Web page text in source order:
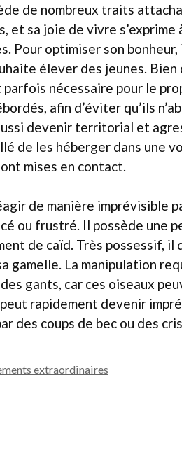
de nombreux traits
et sa joie de vivre s’exprime
Pour optimiser son
élever des jeunes. Bien
parfois nécessaire pour le
afin d’éviter qu’ils
devenir territorial et
de les héberger dans une
mises en contact.
de manière imprévisible
ou frustré. Il possède une
de caïd. Très possessif, il
gamelle. La manipulation
gants, car ces oiseaux
rapidement devenir
des coups de bec ou des
extraordinaires